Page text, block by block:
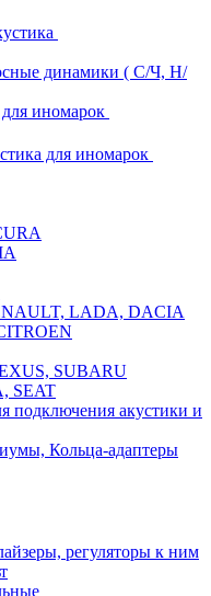
динамики ( С/Ч, Н/
иномарок
для иномарок
LADA, DACIA
SUBARU
SEAT
подключения акустики и
Кольца-адаптеры
регуляторы к ним